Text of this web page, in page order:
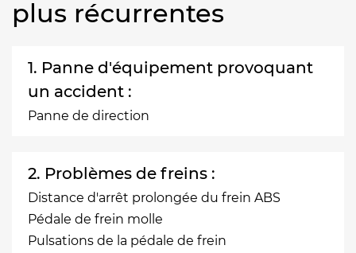
plus récurrentes
1. Panne d'équipement provoquant
un accident :
Panne de direction
2. Problèmes de freins :
Distance d'arrêt prolongée du frein ABS
Pédale de frein molle
Pulsations de la pédale de frein